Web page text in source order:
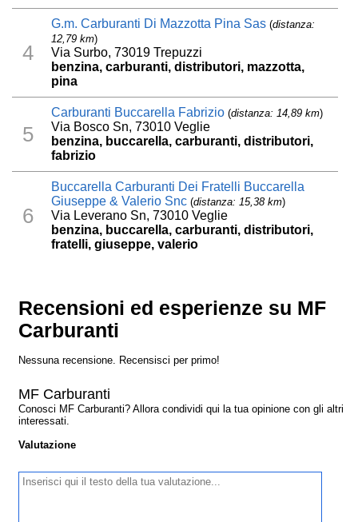
4
G.m. Carburanti Di Mazzotta Pina Sas (distanza:
12,79 km)
Via Surbo, 73019 Trepuzzi
benzina, carburanti, distributori, mazzotta,
pina
5
Carburanti Buccarella Fabrizio (distanza: 14,89 km)
Via Bosco Sn, 73010 Veglie
benzina, buccarella, carburanti, distributori,
fabrizio
6
Buccarella Carburanti Dei Fratelli Buccarella
Giuseppe & Valerio Snc (distanza: 15,38 km)
Via Leverano Sn, 73010 Veglie
benzina, buccarella, carburanti, distributori,
fratelli, giuseppe, valerio
Recensioni ed esperienze su MF
Carburanti
Nessuna recensione. Recensisci per primo!
MF Carburanti
Conosci MF Carburanti? Allora condividi qui la tua opinione con gli altri
interessati.
Valutazione